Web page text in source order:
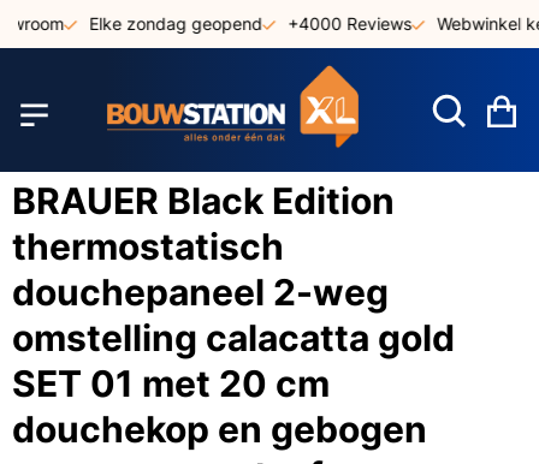
naar
Elke zondag geopend +4000 Reviews Webwinkel
BRAUER Black Edition
thermostatisch
douchepaneel 2-weg
omstelling calacatta gold
SET 01 met 20 cm
douchekop en gebogen